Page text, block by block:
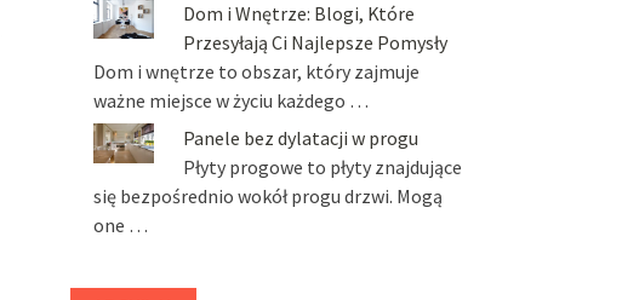
Dom i Wnętrze: Blogi, Które
Przesyłają Ci Najlepsze Pomysły
Dom i wnętrze to obszar, który zajmuje
ważne miejsce w życiu każdego …
Panele bez dylatacji w progu
Płyty progowe to płyty znajdujące
się bezpośrednio wokół progu drzwi. Mogą
one …